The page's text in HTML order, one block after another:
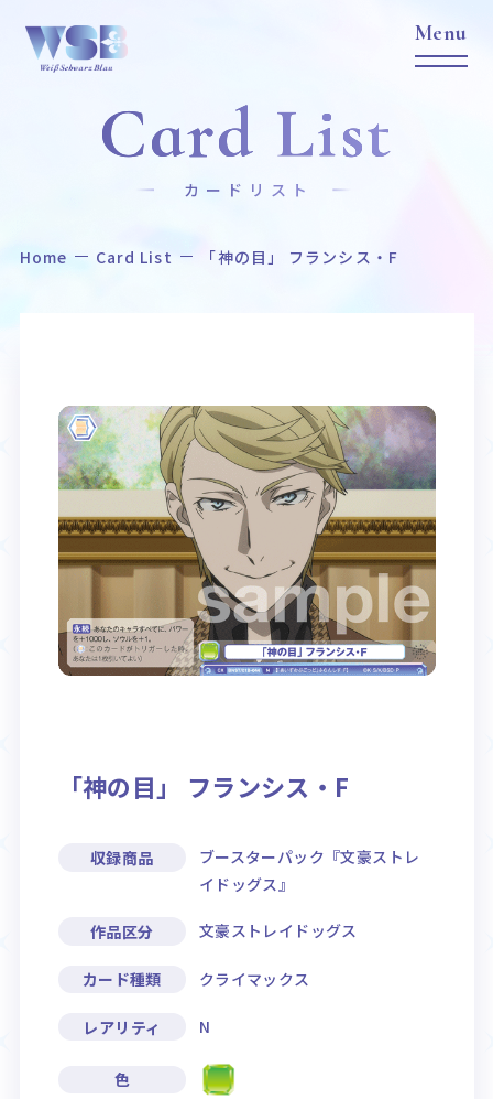
Home News
Event
イベント
Card List
カードリスト
Rule / Q&A
ルール/Q&A
Deck Recipe
デッキレシピ
Card List
カードリスト
Home Card List 「神の目」 フランシス・F
「神の目」 フランシス・F
収録商品
ブースターパック『文豪ストレ
イドッグス』
作品区分 文豪ストレイドッグス
カード種類 クライマックス
レアリティ N
色